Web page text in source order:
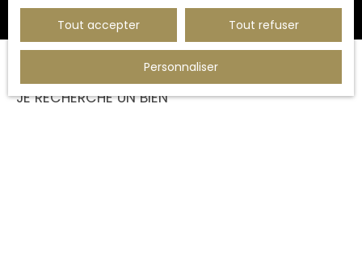
JE RECHERCHE UN BIEN
Tout accepter Tout refuser
Personnaliser